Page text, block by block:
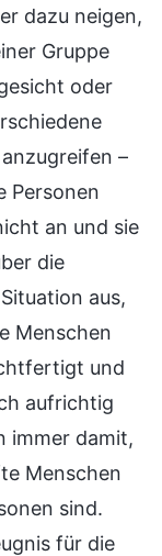
dazu neigen,
Gruppe
oder
–
Personen
an und sie
die
aus,
Menschen
und
aufrichtig
immer damit,
Menschen
sind.
für die